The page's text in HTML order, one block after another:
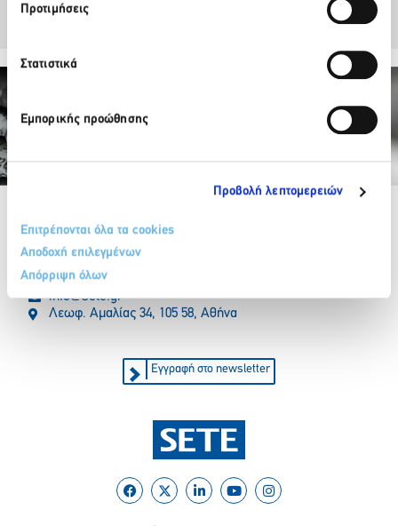
Προτιμήσεις
Στατιστικά
Εμπορικής προώθησης
Προβολή λεπτομερειών
Επιτρέπονται όλα τα cookies
Αποδοχή επιλεγμένων
Απόρριψη όλων
Partner Organizations
210 32 17 165
info@sete.gr
Λεωφ. Αμαλίας 34, 105 58, Αθήνα
Εγγραφή στο newsletter